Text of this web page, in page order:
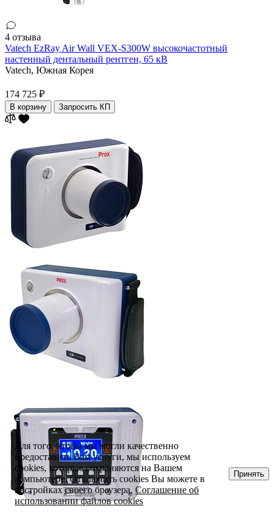
4 отзыва
Vatech EzRay Air Wall VEX-S300W высокочастотный
настенный дентальный рентген, 65 кВ
Vatech, Южная Корея
174 725 ₽
В корзину Запросить КП
Для того, чтобы мы могли качественно
предоставить Вам услуги, мы используем
cookies, которые сохраняются на Вашем
компьютере. Отключить cookies Вы можете в
настройках своего браузера.Соглашение об
использовании файлов cookies
Принять